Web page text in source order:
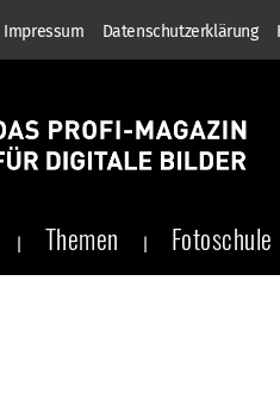
Impressum Datenschutzerklärung
Themen Fotoschule